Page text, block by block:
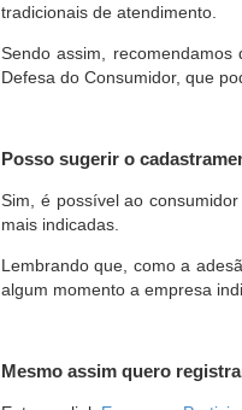
tradicionais de atendimento.
Sendo assim,
Defesa do Consumidor, que
Posso sugerir o
Sim, é possível ao
mais indicadas.
Lembrando que, como a
algum momento a empresa
Mesmo assim quero